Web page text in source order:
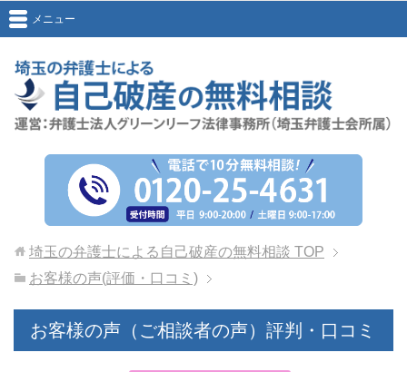
メニュー
埼玉の弁護士による自己破産の無料相談 TOP
お客様の声(評価・口コミ)
お客様の声（ご相談者の声）評判・口コミ